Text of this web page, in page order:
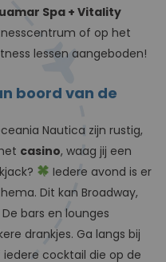
Spa + Vitality
of op het
lessen aangeboden!
boord van de
Nautica zijn rustig,
casino, waag jij een
Iedere avond is er
Dit kan Broadway,
bars en lounges
drankjes. Ga langs bij
cocktail die op de